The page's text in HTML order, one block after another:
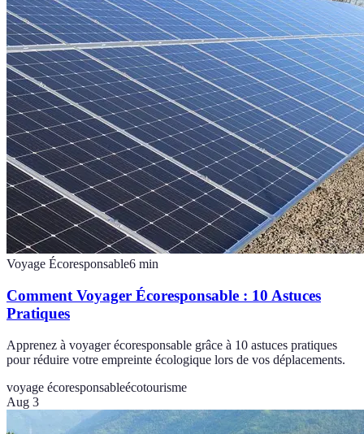
Voyage Écoresponsable6 min
Comment Voyager Écoresponsable : 10 Astuces
Pratiques
Apprenez à voyager écoresponsable grâce à 10 astuces pratiques
pour réduire votre empreinte écologique lors de vos déplacements.
voyage écoresponsableécotourisme
Aug 3